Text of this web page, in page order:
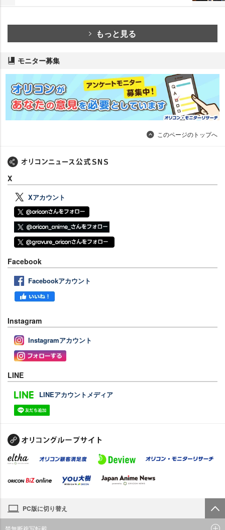
もっと見る
モニター募集
このページのトップへ
X
Xアカウント
Facebook
Facebookアカウント
Instagram
Instagramアカウント
LINE
LINEアカウントメディア
PC版に切り替え
禁無断複写転載